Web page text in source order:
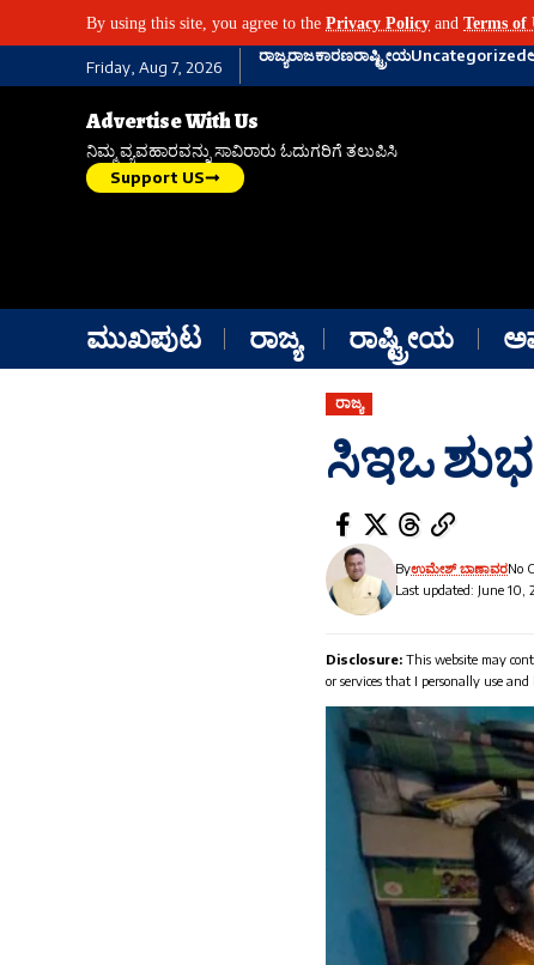
By using this site, you agree to the Privacy Policy and Terms of
Friday, Aug 7, 2026
ರಾಜ್ಯರಾಜಕಾರಣರಾಷ್ಟ್ರೀಯUncategorized
Advertise With Us
ನಿಮ್ಮ ವ್ಯವಹಾರವನ್ನು ಸಾವಿರಾರು ಓದುಗರಿಗೆ ತಲುಪಿಸಿ
Support US
ಮುಖಪುಟ ರಾಜ್ಯ ರಾಷ್ಟ್ರೀಯ
ರಾಜ್ಯ
ಸಿಇಒ
Last updated: June 10,
Byಉಮೇಶ್ ಬಾಣಾವರNo
Disclosure: This website may
or services that I personally use